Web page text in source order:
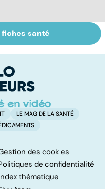
Inflammation des
amygdales : que
d'angine ?
santé
LE MAG DE LA SANTÉ
des cookies
de confidentialité
thématique